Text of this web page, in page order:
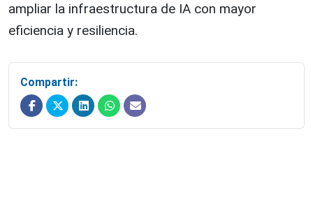
ampliar la infraestructura de IA con mayor
eficiencia y resiliencia.
Compartir: